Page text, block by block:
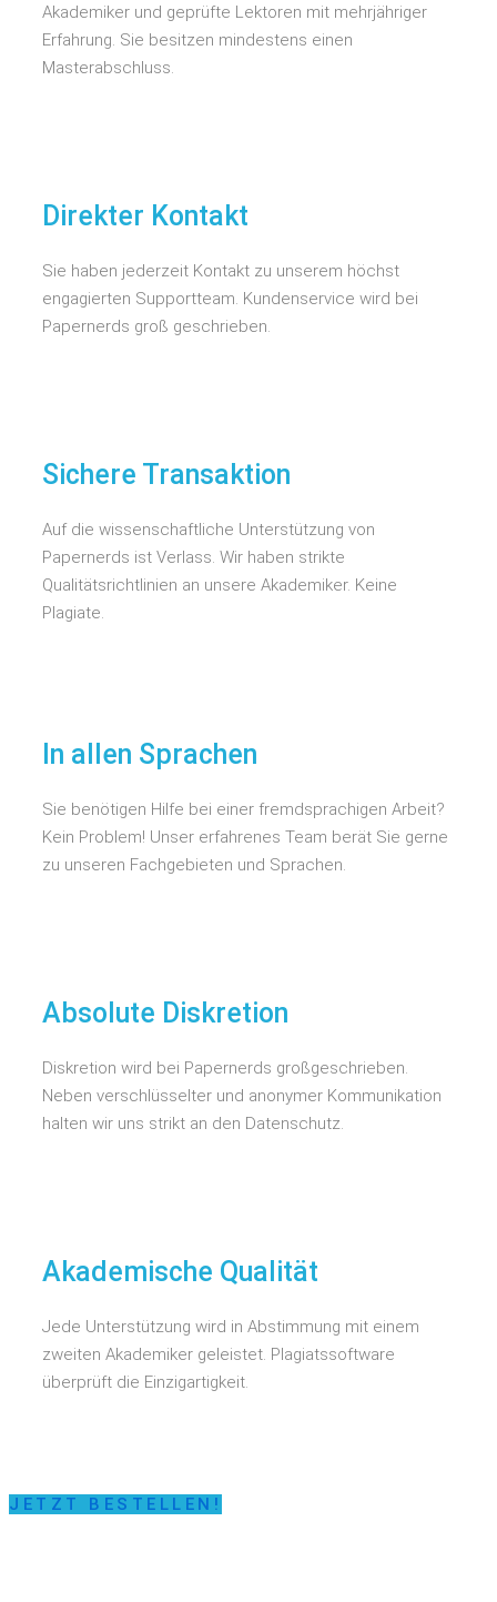
Akademiker und geprüfte Lektoren mit mehrjähriger
Erfahrung. Sie besitzen mindestens einen
Masterabschluss.
Direkter Kontakt
Sie haben jederzeit Kontakt zu unserem höchst
engagierten Supportteam. Kundenservice wird bei
Papernerds groß geschrieben.
Sichere Transaktion
Auf die wissenschaftliche Unterstützung von
Papernerds ist Verlass. Wir haben strikte
Qualitätsrichtlinien an unsere Akademiker. Keine
Plagiate.
In allen Sprachen
Sie benötigen Hilfe bei einer fremdsprachigen Arbeit?
Kein Problem! Unser erfahrenes Team berät Sie gerne
zu unseren Fachgebieten und Sprachen.
Absolute Diskretion
Diskretion wird bei Papernerds großgeschrieben.
Neben verschlüsselter und anonymer Kommunikation
halten wir uns strikt an den Datenschutz.
Akademische Qualität
Jede Unterstützung wird in Abstimmung mit einem
zweiten Akademiker geleistet. Plagiatssoftware
überprüft die Einzigartigkeit.
JETZT BESTELLEN!